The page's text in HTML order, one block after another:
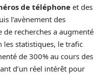
de téléphone et des
l’avènement des
recherches a augmenté
les statistiques, le trafic
de 300% au cours des
d’un réel intérêt pour